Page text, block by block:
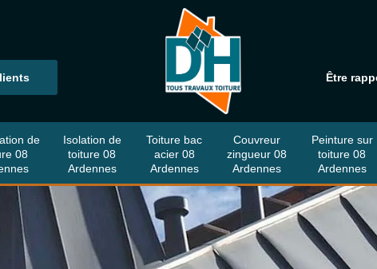
Être
de
08
Isolation de
toiture 08
Ardennes
Toiture bac
acier 08
Ardennes
Couvreur
zingueur 08
Ardennes
Peinture sur
toiture 08
Ardennes